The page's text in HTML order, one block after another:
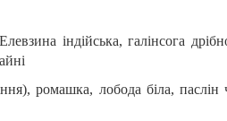
індійська, галінсога
ромашка, лобода біла, паслін